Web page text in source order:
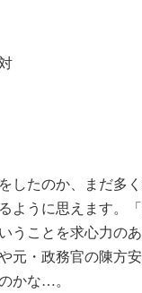
したのか、まだ多
ように思えます。
うことを求心力の
元・政務官の陳方
かな…。